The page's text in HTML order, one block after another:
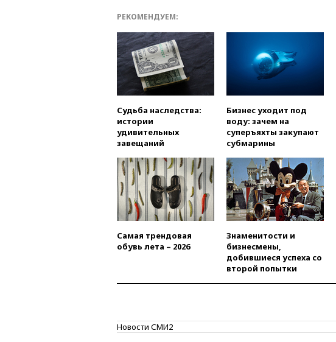
РЕКОМЕНДУЕМ:
Судьба наследства:
истории
удивительных
завещаний
Бизнес уходит под
воду: зачем на
суперъяхты закупают
субмарины
Самая трендовая
обувь лета – 2026
Знаменитости и
бизнесмены,
добившиеся успеха со
второй попытки
Новости СМИ2